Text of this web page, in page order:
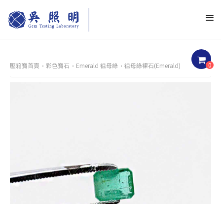
0
壓箱寶首頁 彩色寶石 Emerald 祖母綠 祖母綠裸石(Emerald)